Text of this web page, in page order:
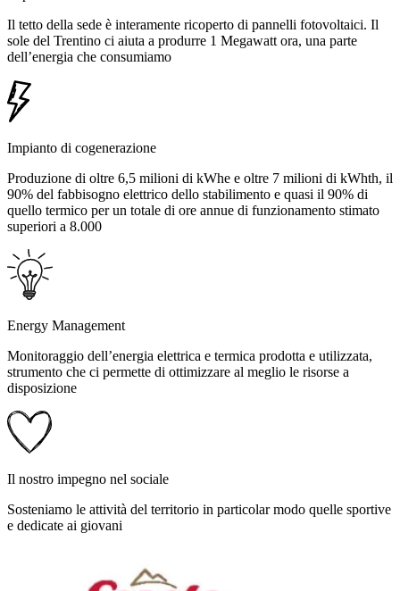
Il tetto della sede è interamente ricoperto di pannelli fotovoltaici. Il
sole del Trentino ci aiuta a produrre 1 Megawatt ora, una parte
dell’energia che consumiamo
Impianto di cogenerazione
Produzione di oltre 6,5 milioni di kWhe e oltre 7 milioni di kWhth, il
90% del fabbisogno elettrico dello stabilimento e quasi il 90% di
quello termico per un totale di ore annue di funzionamento stimato
superiori a 8.000
Energy Management
Monitoraggio dell’energia elettrica e termica prodotta e utilizzata,
strumento che ci permette di ottimizzare al meglio le risorse a
disposizione
Il nostro impegno nel sociale
Sosteniamo le attività del territorio in particolar modo quelle sportive
e dedicate ai giovani